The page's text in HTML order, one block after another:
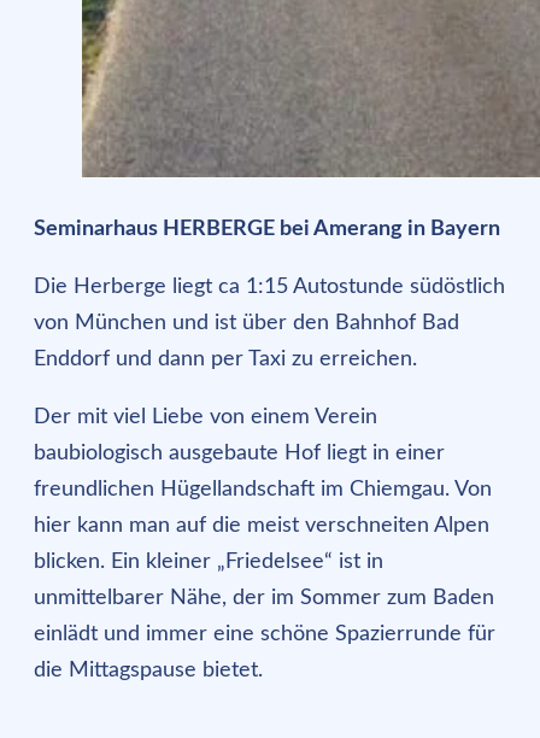
Seminarhaus HERBERGE bei Amerang in Bayern
Die Herberge liegt ca 1:15 Autostunde südöstlich
von München und ist über den Bahnhof Bad
Enddorf und dann per Taxi zu erreichen.
Der mit viel Liebe von einem Verein
baubiologisch ausgebaute Hof liegt in einer
freundlichen Hügellandschaft im Chiemgau. Von
hier kann man auf die meist verschneiten Alpen
blicken. Ein kleiner „Friedelsee“ ist in
unmittelbarer Nähe, der im Sommer zum Baden
einlädt und immer eine schöne Spazierrunde für
die Mittagspause bietet.